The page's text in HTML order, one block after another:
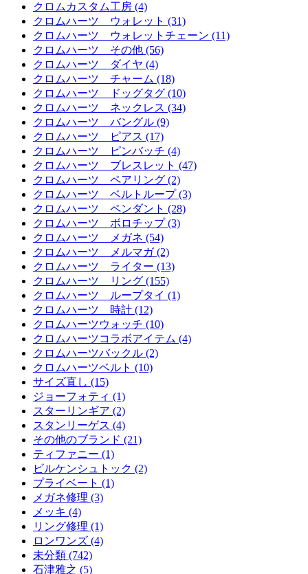
クロムカスタム工房 (4)
クロムハーツ ウォレット (31)
クロムハーツ ウォレットチェーン (11)
クロムハーツ その他 (56)
クロムハーツ ダイヤ (4)
クロムハーツ チャーム (18)
クロムハーツ ドッグタグ (10)
クロムハーツ ネックレス (34)
クロムハーツ バングル (9)
クロムハーツ ピアス (17)
クロムハーツ ピンバッチ (4)
クロムハーツ ブレスレット (47)
クロムハーツ ペアリング (2)
クロムハーツ ベルトループ (3)
クロムハーツ ペンダント (28)
クロムハーツ ボロチップ (3)
クロムハーツ メガネ (54)
クロムハーツ メルマガ (2)
クロムハーツ ライター (13)
クロムハーツ リング (155)
クロムハーツ ループタイ (1)
クロムハーツ 時計 (12)
クロムハーツウォッチ (10)
クロムハーツコラボアイテム (4)
クロムハーツバックル (2)
クロムハーツベルト (10)
サイズ直し (15)
ジョーフォティ (1)
スターリンギア (2)
スタンリーゲス (4)
その他のブランド (21)
ティファニー (1)
ビルケンシュトック (2)
プライベート (1)
メガネ修理 (3)
メッキ (4)
リング修理 (1)
ロンワンズ (4)
未分類 (742)
石津雅之 (5)